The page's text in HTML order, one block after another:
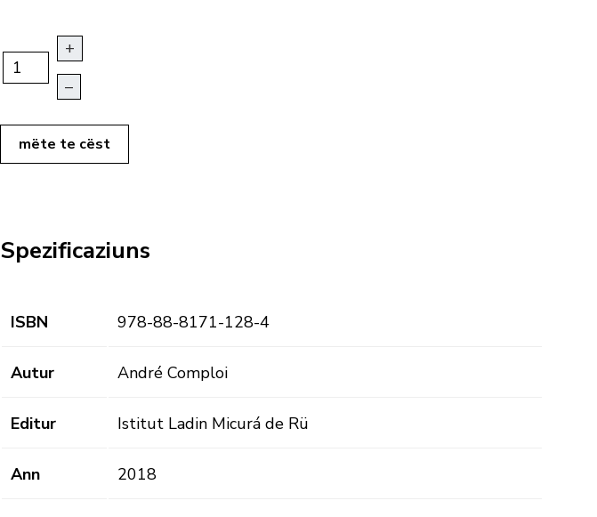
+
–
mëte te cëst
Spezificaziuns
ISBN 978-88-8171-128-4
Autur André Comploi
Editur Istitut Ladin Micurá de Rü
Ann 2018